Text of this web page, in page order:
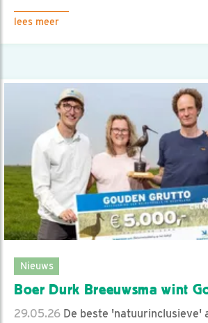
lees meer
Nieuws
Boer Durk Breeuwsma wint
29.05.26 De beste 'natuurinclusieve'